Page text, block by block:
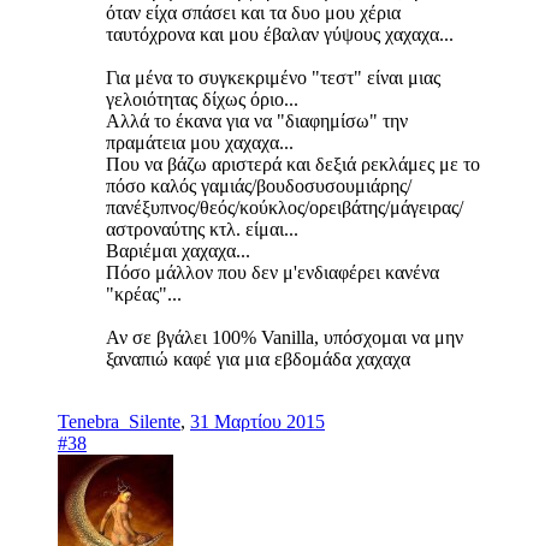
όταν είχα σπάσει και τα δυο μου χέρια
ταυτόχρονα και μου έβαλαν γύψους χαχαχα...
Για μένα το συγκεκριμένο "τεστ" είναι μιας
γελοιότητας δίχως όριο...
Αλλά το έκανα για να "διαφημίσω" την
πραμάτεια μου χαχαχα...
Που να βάζω αριστερά και δεξιά ρεκλάμες με το
πόσο καλός γαμιάς/βουδοσυσουμιάρης/
πανέξυπνος/θεός/κούκλος/ορειβάτης/μάγειρας/
αστροναύτης κτλ. είμαι...
Βαριέμαι χαχαχα...
Πόσο μάλλον που δεν μ'ενδιαφέρει κανένα
"κρέας"...
Αν σε βγάλει 100% Vanilla, υπόσχομαι να μην
ξαναπιώ καφέ για μια εβδομάδα χαχαχα
Tenebra_Silente, 31 Μαρτίου 2015
#38